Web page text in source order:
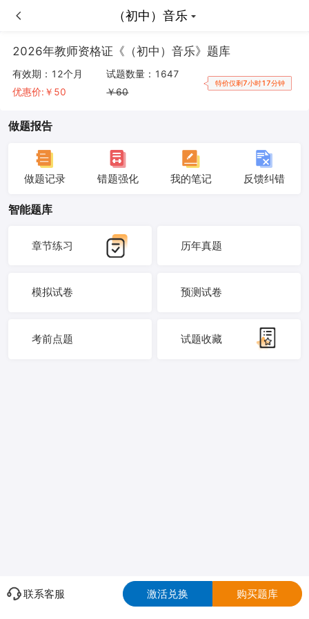
（初中）音乐
（初中）音乐
2026年教师资格证《（初中）音乐》题库
有效期： 12个月
优惠价:￥ 50
试题数量： 1647
￥60
特价仅剩7小时17分钟
做题报告
做题记录 错题强化 我的笔记 反馈纠错
智能题库
章节练习 历年真题
模拟试卷 预测试卷
考前点题 试题收藏
联系客服 激活兑换 购买题库